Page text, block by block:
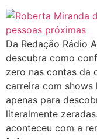
Da Redação Rádio
descubra como
zero nas contas da
carreira com shows
apenas para
literalmente
aconteceu com a